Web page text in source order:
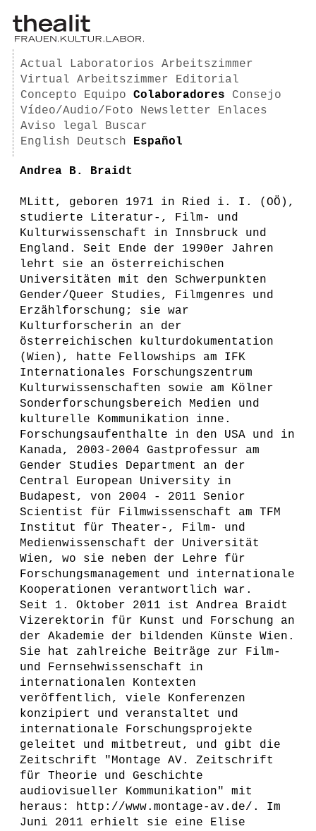
Actual Laboratorios
Arbeitszimmer
Virtual Arbeitszimmer
Editorial
Concepto
Equipo Colaboradores
Consejo
Vídeo/Audio/Foto
Newsletter
Enlaces
Aviso legal
Buscar
English
Deutsch Español
Andrea B. Braidt
MLitt, geboren 1971 in Ried i. I. (OÖ),
studierte Literatur-, Film- und
Kulturwissenschaft in Innsbruck und
England. Seit Ende der 1990er Jahren
lehrt sie an österreichischen
Universitäten mit den Schwerpunkten
Gender/Queer Studies, Filmgenres und
Erzählforschung; sie war
Kulturforscherin an der
österreichischen kulturdokumentation
(Wien), hatte Fellowships am IFK
Internationales Forschungszentrum
Kulturwissenschaften sowie am Kölner
Sonderforschungsbereich Medien und
kulturelle Kommunikation inne.
Forschungsaufenthalte in den USA und in
Kanada, 2003-2004 Gastprofessur am
Gender Studies Department an der
Central European University in
Budapest, von 2004 - 2011 Senior
Scientist für Filmwissenschaft am TFM
Institut für Theater-, Film- und
Medienwissenschaft der Universität
Wien, wo sie neben der Lehre für
Forschungsmanagement und internationale
Kooperationen verantwortlich war.
Seit 1. Oktober 2011 ist Andrea Braidt
Vizerektorin für Kunst und Forschung an
der Akademie der bildenden Künste Wien.
Sie hat zahlreiche Beiträge zur Film-
und Fernsehwissenschaft in
internationalen Kontexten
veröffentlich, viele Konferenzen
konzipiert und veranstaltet und
internationale Forschungsprojekte
geleitet und mitbetreut, und gibt die
Zeitschrift "Montage AV. Zeitschrift
für Theorie und Geschichte
audiovisueller Kommunikation" mit
heraus: http://www.montage-av.de/. Im
Juni 2011 erhielt sie eine Elise